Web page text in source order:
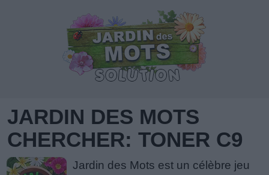
JARDIN DES MOTS
CHERCHER: TONER C9
Jardin des Mots est un célèbre jeu